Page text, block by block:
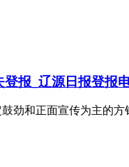
报_辽源日报登报
劲和正面宣传为主的